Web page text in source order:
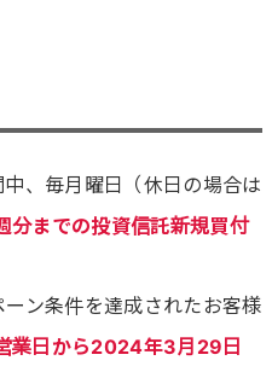
、毎月曜日（休日の場合は
分までの投資信託新規買付
ン条件を達成されたお客様
業日から2024年3月29日